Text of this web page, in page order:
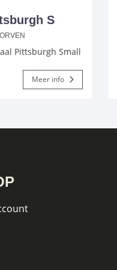
S
Pittsburgh Small
Meer info